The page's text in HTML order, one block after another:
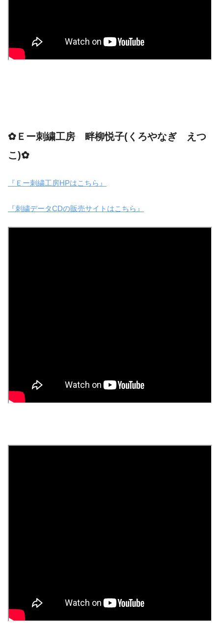
✿Ｅー刺繍工房 畔柳悦子(くろやなぎ えつ
こ)✿
『Ｅー刺繍工房HPはこちら』
『刺繍データCDの販売サイトはこちら』